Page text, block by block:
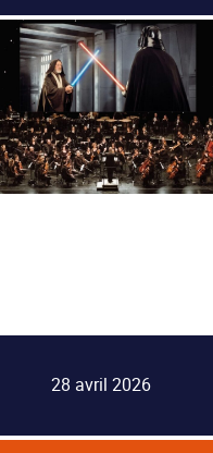
28 avril 2026